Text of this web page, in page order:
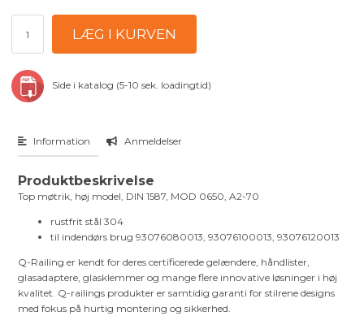
Side i katalog (5-10 sek. loadingtid)
Information Anmeldelser
Produktbeskrivelse
Top møtrik, høj model, DIN 1587, MOD 0650, A2-70
rustfrit stål 304
til indendørs brug 93076080013, 93076100013, 93076120013
Q-Railing er kendt for deres certificerede gelændere, håndlister,
glasadaptere, glasklemmer og mange flere innovative løsninger i høj
kvalitet. Q-railings produkter er samtidig garanti for stilrene designs
med fokus på hurtig montering og sikkerhed.